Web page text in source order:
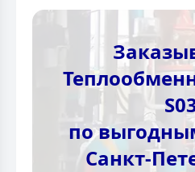
по
Санкт-